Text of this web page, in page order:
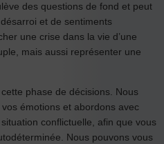
des questions de fond et peut
et de sentiments
une crise dans la vie d’une
mais aussi représenter une
phase de décisions. Nous
émotions et abordons avec
conflictuelle, afin que vous
Nous pouvons vous